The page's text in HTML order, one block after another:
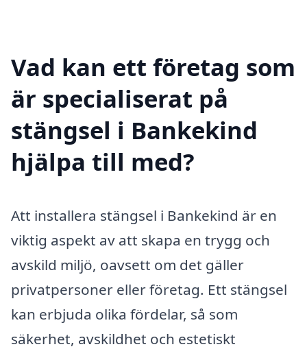
Vad kan ett företag som
är specialiserat på
stängsel i Bankekind
hjälpa till med?
Att installera stängsel i Bankekind är en
viktig aspekt av att skapa en trygg och
avskild miljö, oavsett om det gäller
privatpersoner eller företag. Ett stängsel
kan erbjuda olika fördelar, så som
säkerhet, avskildhet och estetiskt